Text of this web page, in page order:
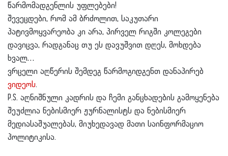
წარმომადგენლის უფლებები!
შევეცდები, რომ ამ ბრძოლით, საკუთარი
პატივმოყვარეობა კი არა, პირველ რიგში კოლეგები
დავიცვა, რადგანაც თუ ეს დავუშვით დღეს, მოხდება
ხვალ…
ვრცელი აღწერის შემდეგ წარმოგიდგენთ დანაპირებ
ვიდეოს.
P.S. აღნიშნული კადრის და ჩემი განცხადების გამოყენება
შეუძლია ნებისმიერ ჟურნალისტს და ნებისმიერ
მედიასაშუალებას, მიუხედავად მათი საინფორმაციო
პოლიტიკისა.